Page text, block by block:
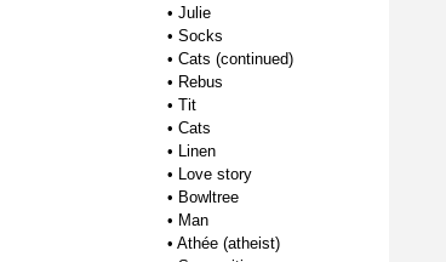
• Julie
• Socks
• Cats (continued)
• Rebus
• Tit
• Cats
• Linen
• Love story
• Bowltree
• Man
• Athée (atheist)